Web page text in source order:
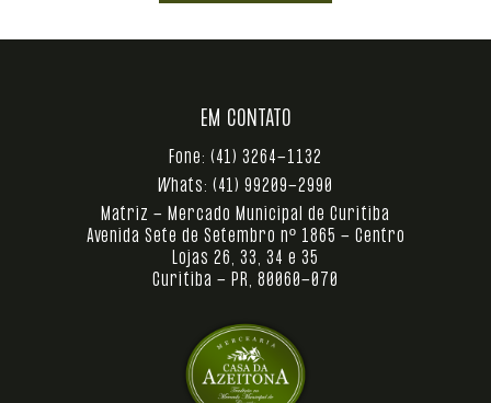
EM CONTATO
Fone: (41) 3264-1132
Whats: (41) 99209-2990
Matriz - Mercado Municipal de Curitiba
Avenida Sete de Setembro nº 1865 - Centro
Lojas 26, 33, 34 e 35
Curitiba - PR, 80060-070